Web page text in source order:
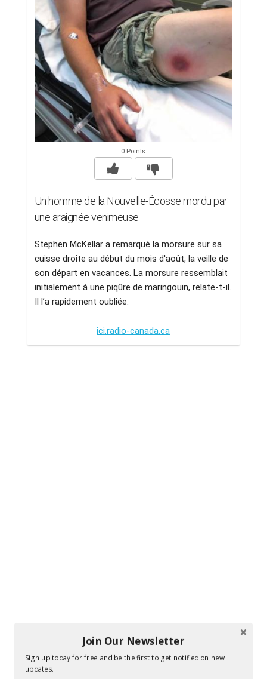
0 Points
Un homme de la Nouvelle-Écosse mordu par
une araignée venimeuse
Stephen McKellar a remarqué la morsure sur sa
cuisse droite au début du mois d'août, la veille de
son départ en vacances. La morsure ressemblait
initialement à une piqûre de maringouin, relate-t-il.
Il l’a rapidement oubliée.
ici.radio-canada.ca
Join Our Newsletter
Sign up today for free and be the first to get notified on new
updates.